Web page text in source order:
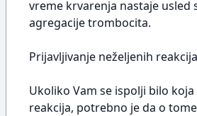
vreme krvarenja nastaje usled
agregacije trombocita.
Prijavljivanje neželjenih reakcija
Ukoliko Vam se ispolji bilo koja
reakcija, potrebno je da o